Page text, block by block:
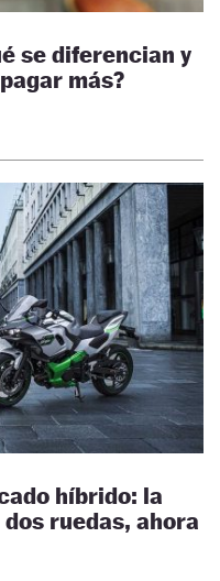
se diferencian y
más?
híbrido: la
ruedas, ahora